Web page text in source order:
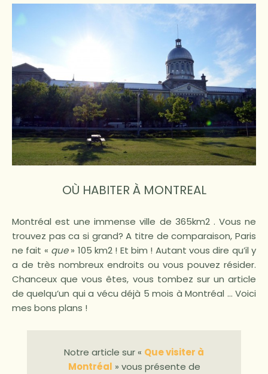
OÙ HABITER À MONTREAL
Montréal est une immense ville de 365km2 . Vous ne
trouvez pas ca si grand? A titre de comparaison, Paris
ne fait « que» 105 km2 ! Et bim ! Autant vous dire qu’il y
a de très nombreux endroits ou vous pouvez résider.
Chanceux que vous êtes, vous tombez sur un article
de quelqu’un qui a vécu déjà 5 mois à Montréal … Voici
mes bons plans !
Notre article sur « Que visiter à
Montréal » vous présente de